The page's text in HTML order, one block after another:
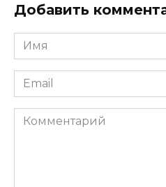
Добавить
Имя
*
Email
*
Комментарий